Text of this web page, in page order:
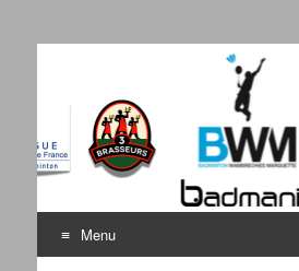
Badminton
Marquette
Bienvenue sur le site du BWM
Menu